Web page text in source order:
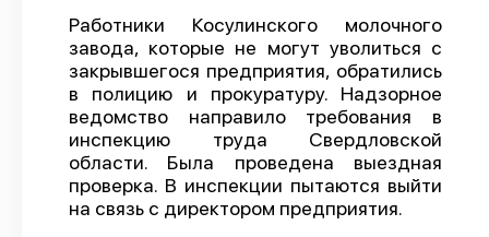
Отчеты
Предложить публикацию
Справочник
API
О проекте
Политика конфиденциальности
Работники Косулинского молочного
завода, которые не могут уволиться с
закрывшегося предприятия, обратились
в полицию и прокуратуру. Надзорное
ведомство направило требования в
инспекцию труда Свердловской
области. Была проведена выездная
проверка. В инспекции пытаются выйти
на связь с директором предприятия.